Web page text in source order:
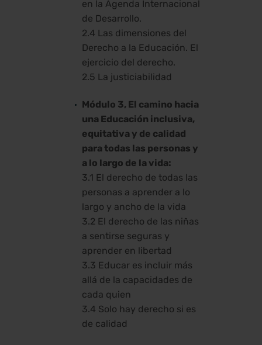
en la Agenda Internacional
de Desarrollo.
2.4 Las dimensiones del
Derecho a la Educación. El
ejercicio del derecho.
2.5 La justiciabilidad
Módulo 3, El camino hacia
una Educación inclusiva,
equitativa y de calidad
para todas las personas y
a lo largo de la vida:
3.1 El derecho de todas las
personas a aprender a lo
largo y ancho de la vida
3.2 El derecho de las niñas
a sentirse seguras y
aprender en libertad
3.3 Educar es incluir más
allá de la capacidades de
cada quien
3.4 Solo hay derecho si es
de calidad